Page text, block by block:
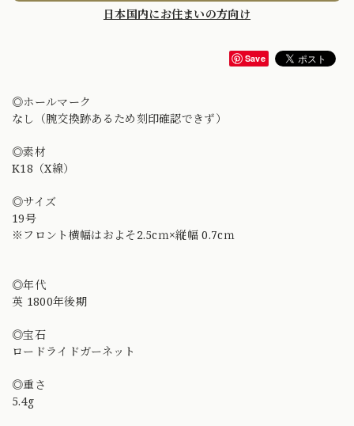
日本国内にお住まいの方向け
Save
◎ホールマーク
なし（腕交換跡あるため刻印確認できず）
◎素材
K18（X線）
◎サイズ
19号
※フロント横幅はおよそ2.5cｍ×縦幅 0.7cｍ
◎年代
英 1800年後期
◎宝石
ロードライドガーネット
◎重さ
5.4g